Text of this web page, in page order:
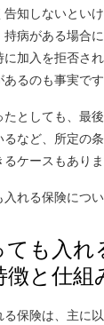
告知しないとい
病がある場合
に加入を拒否さ
るのも事実です
としても、最
など、所定の
ケースもありま
れる保険につい
も入れ
徴と仕組
保険は、主に